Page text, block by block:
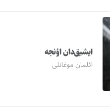
ایشیق‌دان اؤنجه
ائلمان موغانلی